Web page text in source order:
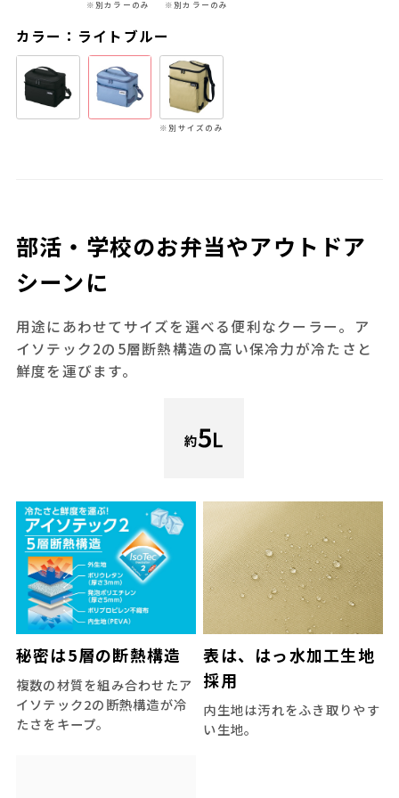
※別カラーのみ ※別カラーのみ
カラー：ライトブルー
※別サイズのみ
部活・学校のお弁当やアウトドア
シーンに
用途にあわせてサイズを選べる便利なクーラー。ア
イソテック2の5層断熱構造の高い保冷力が冷たさと
鮮度を運びます。
秘密は5層の断熱構造
複数の材質を組み合わせたア
イソテック2の断熱構造が冷
たさをキープ。
表は、はっ水加工生地
採用
内生地は汚れをふき取りやす
い生地。